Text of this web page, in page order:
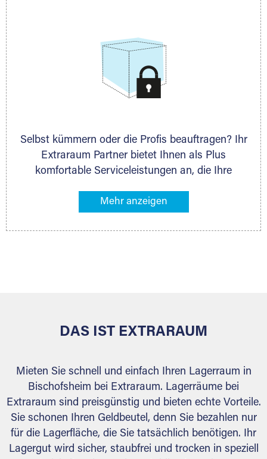
Selbst kümmern oder die Profis beauftragen? Ihr
Extraraum Partner bietet Ihnen als Plus
komfortable Serviceleistungen an, die Ihre
gehören z. B. Verpackungsservice, Lieferung von
Ihr Lagergut wird bei Ihrem Extraraum Partner
DAS IST EXTRARAUM
Mieten Sie schnell und einfach Ihren Lagerraum in
Bischofsheim bei Extraraum. Lagerräume bei
Extraraum sind preisgünstig und bieten echte Vorteile.
Sie schonen Ihren Geldbeutel, denn Sie bezahlen nur
für die Lagerfläche, die Sie tatsächlich benötigen. Ihr
Lagergut wird sicher, staubfrei und trocken in speziell